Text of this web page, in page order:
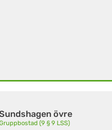
övre
(9 § 9 LSS)